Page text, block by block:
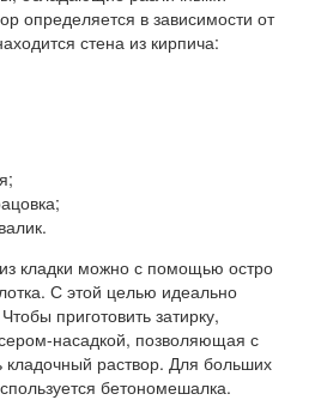
определяется в зависимости от
стена из кирпича:
кладки можно с помощью остро
С этой целью идеально
приготовить затирку,
насадкой, позволяющая с
кладочный раствор. Для больших
бетономешалка.